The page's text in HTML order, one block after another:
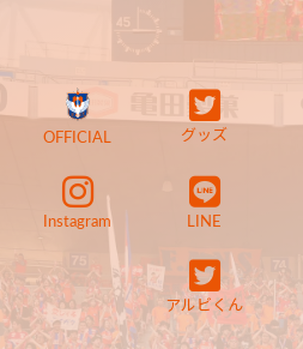
OFFICIAL グッズ
Instagram LINE
アルビくん